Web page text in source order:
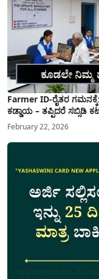
Farmer ID-ರೈತರ
ಕಡ್ಡಾಯ – ತಪ್ಪಿದರೆ ಸಬ್ಸಿಡಿ
February 22, 2026